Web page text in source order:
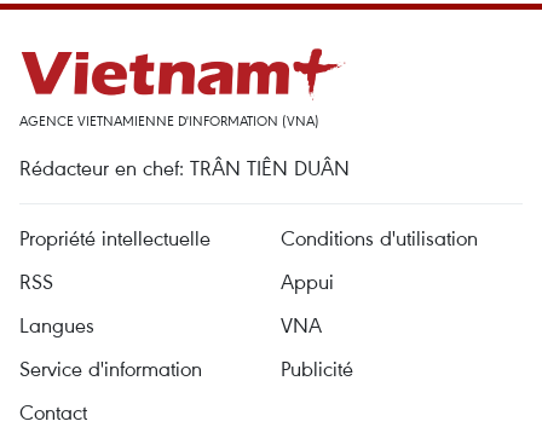
AGENCE VIETNAMIENNE D'INFORMATION (VNA)
Rédacteur en chef: TRÂN TIÊN DUÂN
Propriété intellectuelle
Conditions d'utilisation
RSS
Appui
Langues
VNA
Service d'information
Publicité
Contact